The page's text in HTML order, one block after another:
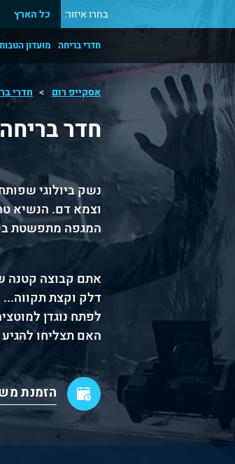
בחרו איזור: כל הארץ
חדרי בריחה מועדון הטבות
אסקייפ רום חדרי
חדר
נשק ביולוגי
וצמא דם. הנשיא
המגפה מתפשטת
אתם קבוצה קטנה
דלק וקצת
לפתח נוגדן
האם תצליחו
הזמנת